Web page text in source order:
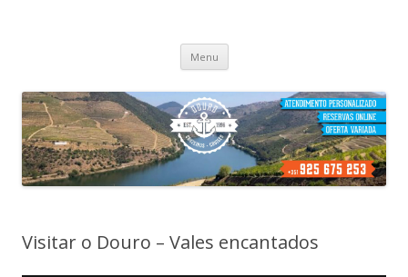
Menu Skip
content
Visitar o Douro – Vales encantados